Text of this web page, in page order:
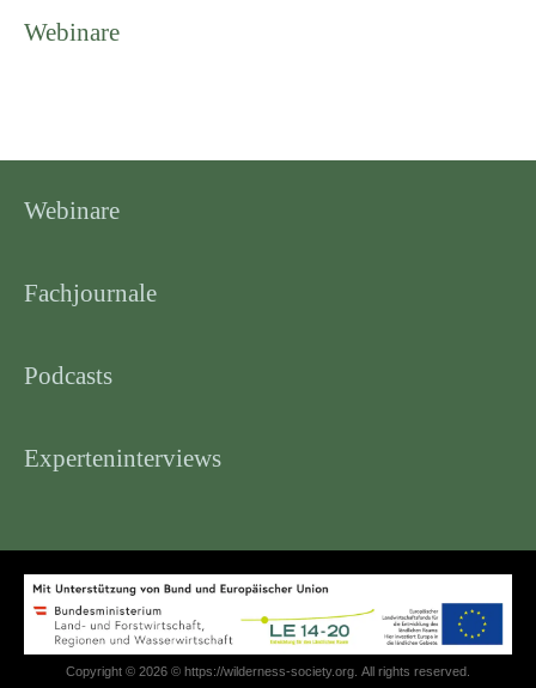
Webinare
Webinare
Fachjournale
Podcasts
Experteninterviews
Copyright © 2026 © https://wilderness-society.org. All rights reserved.